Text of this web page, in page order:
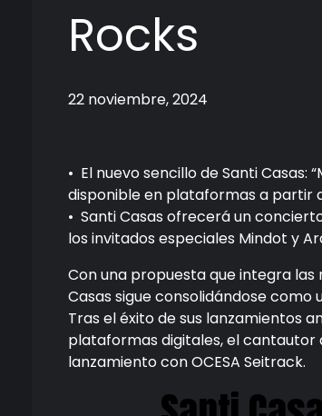
Rocks
22 noviembre, 2024
•⁠ ⁠El nuevo sencillo de Santi Casas:
disponible en plataformas a partir
•⁠ ⁠Santi Casas ofrecerá un
los invitados especiales Mindot y
Con una propuesta que integra
Casas sigue consolidándose
Tras el éxito de sus lanzamientos
plataformas digitales, el cantautor
lanzamiento con OCESA Seitrack.